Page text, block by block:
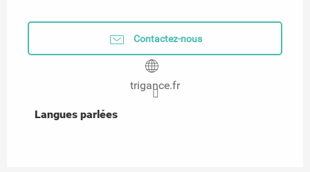
Contactez-nous
trigance.fr
Langues parlées
Langues parlées